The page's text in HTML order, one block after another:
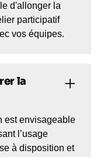
d'allonger la
participatif
vos équipes.
la
est envisageable
l’usage
à disposition et